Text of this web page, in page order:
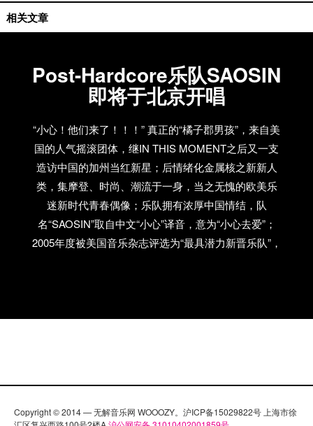
相关文章
Post-Hardcore乐队SAOSIN
即将于北京开唱
“小心！他们来了！！！” 真正的“橘子郡男孩”，来自美
国的人气摇滚团体，继IN THIS MOMENT之后又一支
造访中国的加州当红新星；后情绪化金属核之新新人
类，集摩登、时尚、潮流于一身，当之无愧的欧美乐
迷新时代青春偶像；乐队拥有浓厚中国情结，队
名“SAOSIN”取自中文“小心”译音，意为“小心去爱”；
2005年度被美国音乐杂志评选为“最具潜力新晋乐队”，
声线穿透悸动心灵，Screamo的强劲爆发力与Post-
出，中国大陆仅此一场；感受美国最年轻时尚的音乐
Copyright © 2014 — 无解音乐网 WOOOZY。沪ICP备15029822号 上海市徐